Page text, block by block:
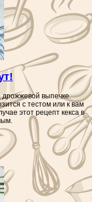
дрожжевой выпечке.
с тестом или к вам
этот рецепт кекса в